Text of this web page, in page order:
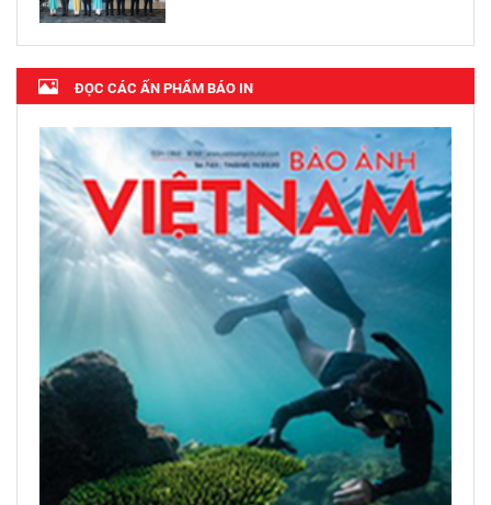
ĐỌC CÁC ẤN PHẨM BÁO IN